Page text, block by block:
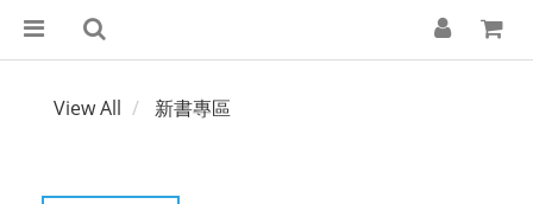
View All 新書專區